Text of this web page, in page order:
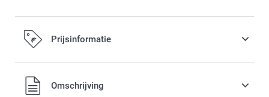
Prijsinformatie
Alle prijzen zijn in EURO (€) inclusief BTW en exclusief
verzendkosten.Omschrijving